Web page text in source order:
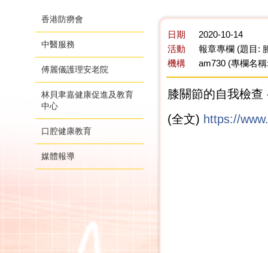
香港防癆會
中醫服務
傅麗儀護理安老院
林貝聿嘉健康促進及教育
中心
口腔健康教育
媒體報導
日期
2020-10-14
活動
報章專欄 (題目:
機構
am730 (專欄名
膝關節的自我檢查
(全文) https://